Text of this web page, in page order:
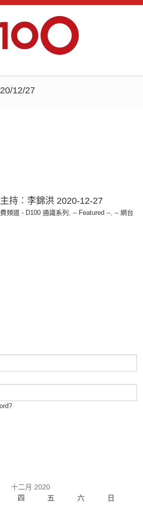
12/27
持︰李錦洪 2020-12-27
頻道 - D100 通識系列 , -- Featured --, -- 網台
十二月 2020
四 五 六 日